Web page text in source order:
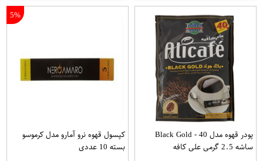
پودر قهوه مدل Black Gold - 40
ساشه 2.5 گرمی علی کافه
5%
کپسول قهوه نرو آمارو مدل کرموسو
بسته 10 عددی